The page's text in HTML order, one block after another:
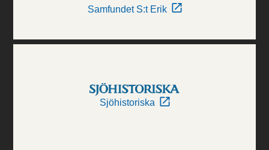
Samfundet S:t Erik
Sjöhistoriska